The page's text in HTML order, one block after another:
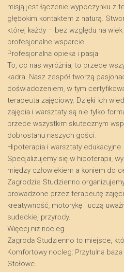
misją jest łączenie wypoczynku z
głębokim kontaktem z naturą.
której każdy – bez względu na
profesjonalne wsparcie.
​Profesjonalna opieka i pasja
​To, co nas wyróżnia, to przede
kadra. Nasz zespół tworzą
doświadczeniem, w tym
terapeuta zajęciowy. Dzięki ich
zajęcia i warsztaty są nie tylko
przede wszystkim skutecznym
dobrostanu naszych gości.
​Hipoterapia i warsztaty edukacyjne
​Specjalizujemy się w hipoterapii,
między człowiekiem a koniem do
Zagrodzie Studzienno
prowadzone przez terapeutę
kreatywność, motorykę i uczą
sudeckiej przyrody.
​Więcej niż nocleg
​Zagroda Studzienno to miejsce,
​Komfortowy nocleg: Przytulna
Stołowe.